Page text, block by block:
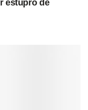
estupro de